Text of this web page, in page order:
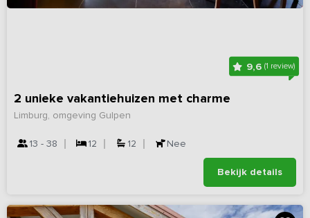
9,6 (1 review)
2 unieke vakantiehuizen met charme
Limburg, omgeving Gulpen
13 - 38 12 12 Nee
Bekijk details